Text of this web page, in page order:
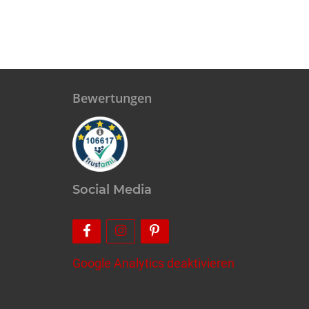
Bewertungen
Social Media
Google Analytics deaktivieren